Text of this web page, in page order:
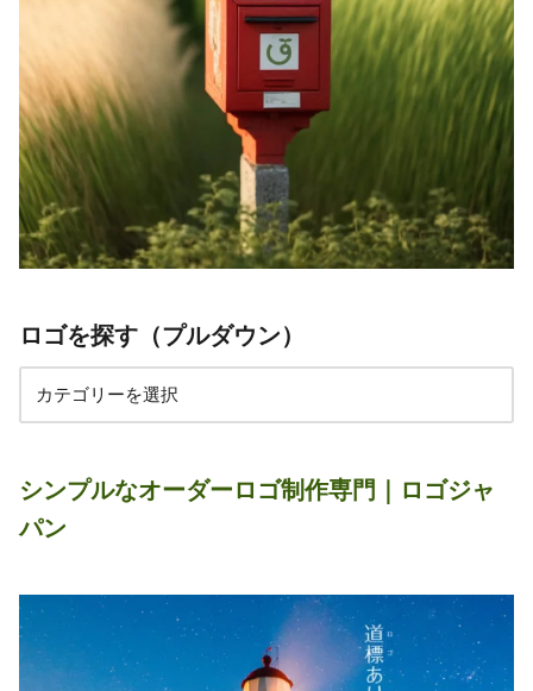
ロゴを探す（プルダウン）
シンプルなオーダーロゴ制作専門｜ロゴジャ
パン